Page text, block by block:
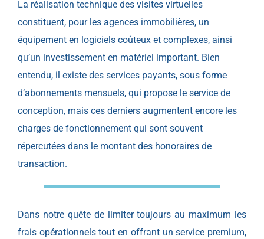
La réalisation technique des visites virtuelles
constituent, pour les agences immobilières, un
équipement en logiciels coûteux et complexes, ainsi
qu’un investissement en matériel important. Bien
entendu, il existe des services payants, sous forme
d’abonnements mensuels, qui propose le service de
conception, mais ces derniers augmentent encore les
charges de fonctionnement qui sont souvent
répercutées dans le montant des honoraires de
transaction.
Dans notre quête de limiter toujours au maximum les
frais opérationnels tout en offrant un service premium,